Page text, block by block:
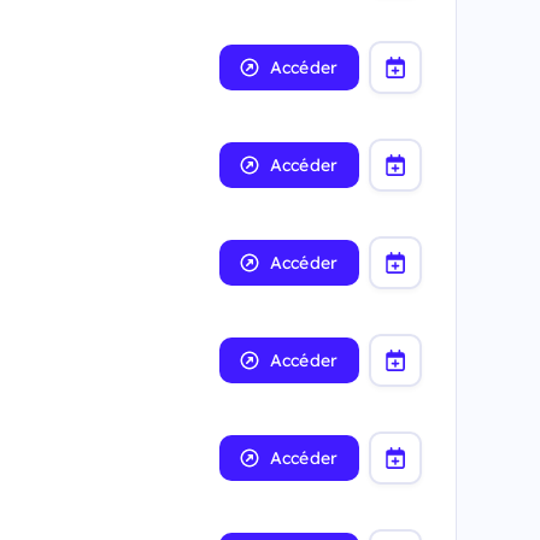
Accéder
Accéder
Accéder
Accéder
Accéder